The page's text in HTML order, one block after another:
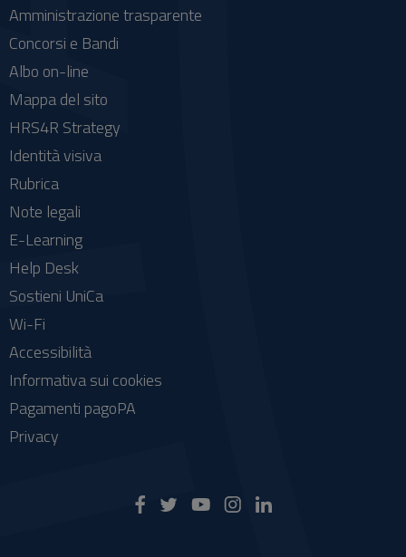
Amministrazione trasparente
Concorsi e Bandi
Albo on-line
Mappa del sito
HRS4R Strategy
Identità visiva
Rubrica
Note legali
E-Learning
Help Desk
Sostieni UniCa
Wi-Fi
Accessibilità
Informativa sui cookies
Pagamenti pagoPA
Privacy